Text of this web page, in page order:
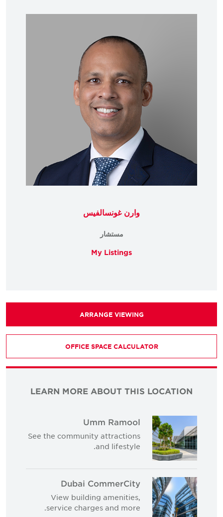
وارن غونسالفيس
مستشار
My Listings
ARRANGE VIEWING
OFFICE SPACE CALCULATOR
LEARN MORE ABOUT THIS LOCATION
Umm Ramool
See the community attractions
and lifestyle.
Dubai CommerCity
View building amenities,
service charges and more.